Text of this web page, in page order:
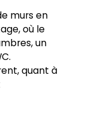
murs en
où le
un
quant à